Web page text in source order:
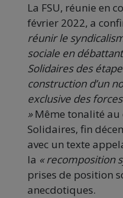
La FSU, réunie en
février 2022, a
réunir le
sociale en
Solidaires des
construction d’un
exclusive des
»Même tonalité au
Solidaires, fin
avec un texte
la « recomposition
prises de position
anecdotiques.